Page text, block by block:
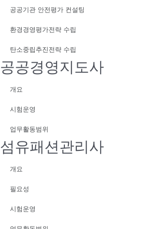
공공기관 안전평가 컨설팅
환경경영평가전략 수립
탄소중립추진전략 수립
공공경영지도사
개요
시험운영
업무활동범위
섬유패션관리사
개요
필요성
시험운영